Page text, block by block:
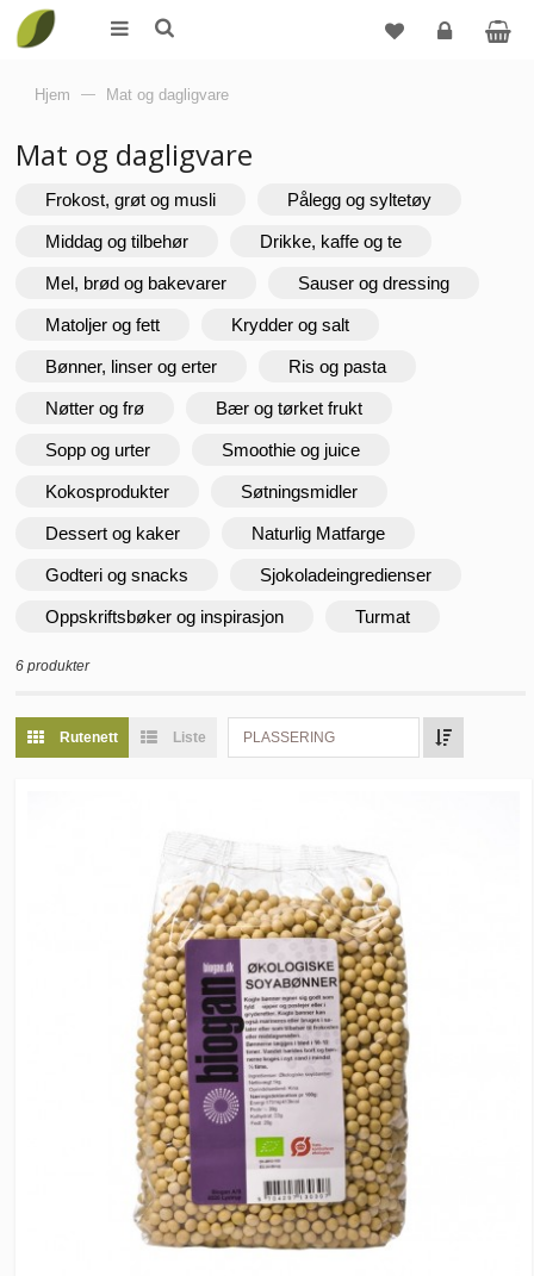
Hjem — Mat og dagligvare
Mat og dagligvare
Frokost, grøt og musli Pålegg og syltetøy
Middag og tilbehør Drikke, kaffe og te
Mel, brød og bakevarer Sauser og dressing
Matoljer og fett Krydder og salt
Bønner, linser og erter Ris og pasta
Nøtter og frø Bær og tørket frukt
Sopp og urter Smoothie og juice
Kokosprodukter Søtningsmidler
Dessert og kaker Naturlig Matfarge
Godteri og snacks Sjokoladeingredienser
Oppskriftsbøker og inspirasjon Turmat
6 produkter
Rutenett Liste PLASSERING